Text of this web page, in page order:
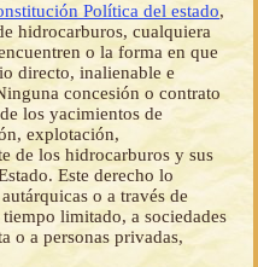
Política del estado,
hidrocarburos, cualquiera
o la forma en que
directo, inalienable e
concesión o contrato
los yacimientos de
explotación,
de los hidrocarburos y sus
Este derecho lo
o a través de
limitado, a sociedades
o a personas privadas,